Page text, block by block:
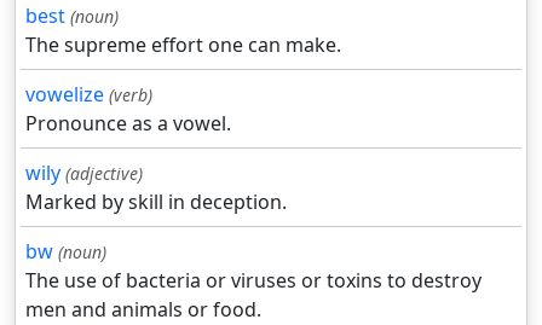
best (noun)
The supreme effort one can make.
vowelize (verb)
Pronounce as a vowel.
wily (adjective)
Marked by skill in deception.
bw (noun)
The use of bacteria or viruses or toxins to destroy
men and animals or food.